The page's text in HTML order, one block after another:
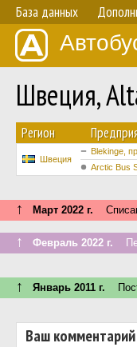
База данных
Швеция,
Регион
Швеция
Blekinge,
Arctic Bus
↑ Март 2022 г.
↑ Февраль 2022 г.
↑ Январь 2011 г.
Ваш комментарий